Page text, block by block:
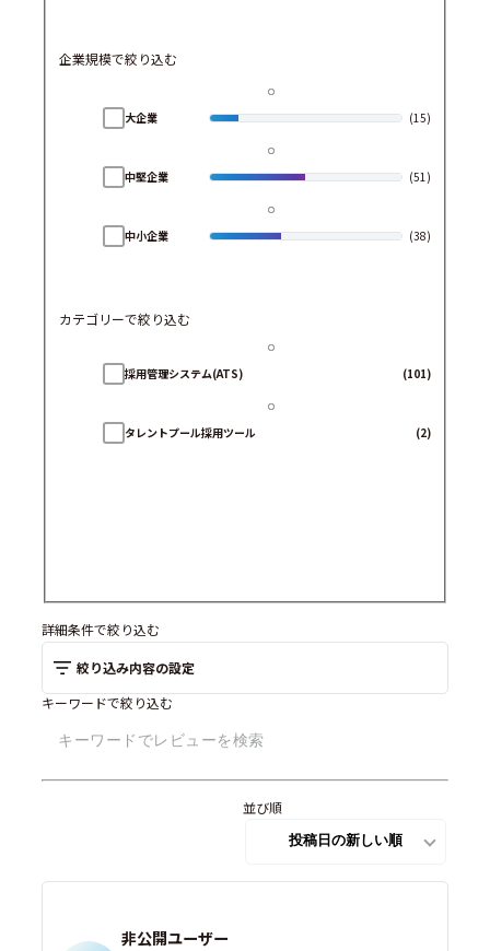
企業規模で絞り込む
大企業 (15)
中堅企業 (51)
中小企業 (38)
カテゴリーで絞り込む
採用管理システム(ATS) (101)
タレントプール採用ツール (2)
詳細条件で絞り込む
絞り込み内容の設定
キーワードで絞り込む
並び順
非公開ユーザー